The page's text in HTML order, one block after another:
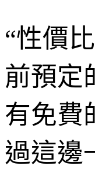
“性價
前預定
有免費
過這邊